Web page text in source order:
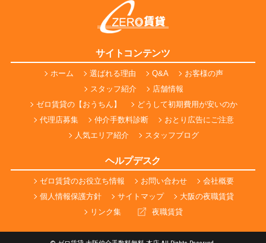
サイトコンテンツ
ホーム 選ばれる理由 Q&A
お客様の声
スタッフ紹介
店舗情報
ゼロ賃貸の【おうちん】
どうして初期費用が安いのか
代理店募集
仲介手数料診断
おとり広告にご注意
人気エリア紹介
スタッフブログ
ヘルプデスク
ゼロ賃貸のお役立ち情報 お問い合わせ
会社概要
個人情報保護方針
サイトマップ
大阪の夜職賃貸
リンク集
夜職賃貸